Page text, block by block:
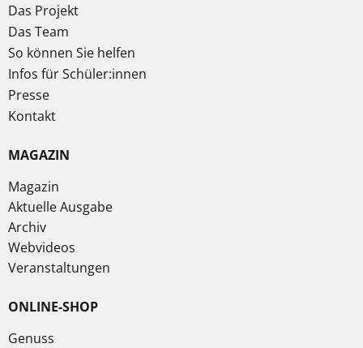
Das Projekt
Das Team
So können Sie helfen
Infos für Schüler:innen
Presse
Kontakt
MAGAZIN
Magazin
Aktuelle Ausgabe
Archiv
Webvideos
Veranstaltungen
ONLINE-SHOP
Genuss